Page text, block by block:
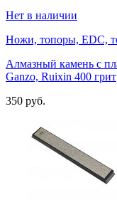
Нет в наличии
Ножи, топоры, EDC,
Алмазный камень с
Ganzo, Ruixin 400 грит
350 руб.